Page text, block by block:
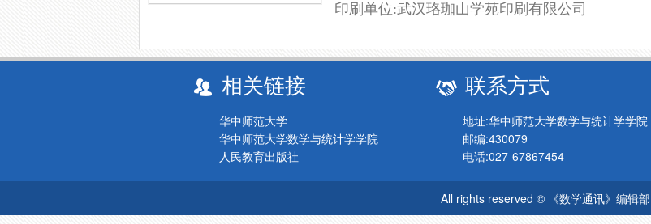
印刷单位:武汉珞珈山学苑印刷有限公司
相关链接
华中师范大学
华中师范大学数学与统计学学院
人民教育出版社
联系方式
地址:华中师范大学数学与统计学学院
邮编:430079
电话:027-67867454
All rights reserved © 《数学通讯》编辑部